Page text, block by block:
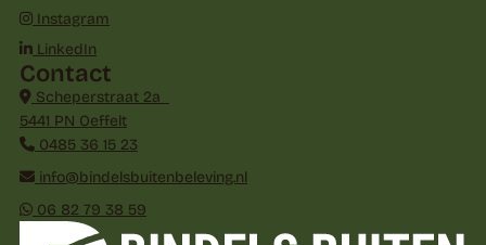
Instagram
LinkedIn
Contact
Scheperstraat 2a
5441 PN Oeffelt
0485 36 15 23
info@bindelsbuitenbeleving.nl
06 82 79 38 59